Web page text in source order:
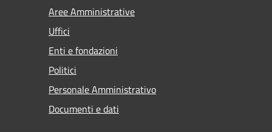
Aree Amministrative
Uffici
Enti e fondazioni
Politici
Personale Amministrativo
Documenti e dati